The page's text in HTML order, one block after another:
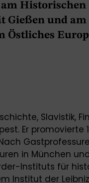
Historischen
Gießen und am
Östliches
Slavistik,
Er promovierte
in München
Instituts für
Institut der